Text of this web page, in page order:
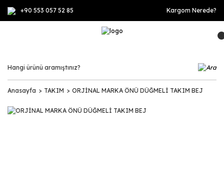
+90 553 057 52 85 Kargom Nerede?
Anasayfa TAKIM ORJİNAL MARKA ÖNÜ DÜĞMELİ TAKIM BEJ